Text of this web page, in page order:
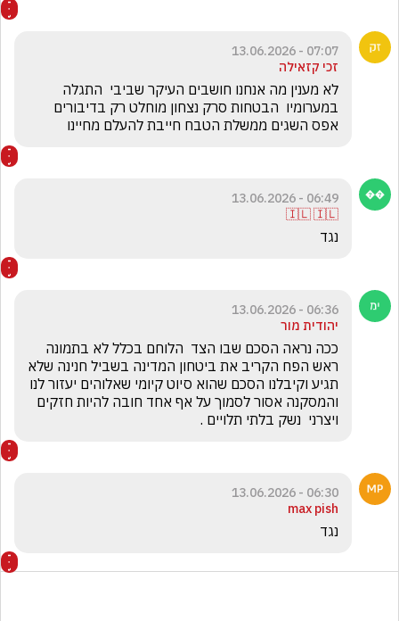
07:07 - 13.06.2026
זכי קזאילה
אפס השגים ממשלת הטבח חייבת להעלם מחיינו
06:49 - 13.06.2026
🇮🇱 🇮🇱
נגד
06:36 - 13.06.2026
יהודית מור
ויצרני  נשק בלתי תלויים .
06:30 - 13.06.2026
max pish
נגד